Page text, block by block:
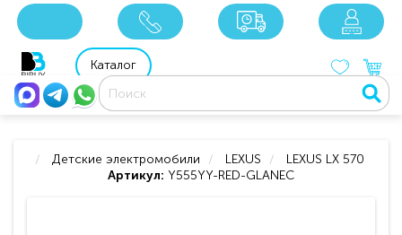
8 800 201 92 06
Каталог
Детские электромобили LEXUS
LEXUS LX 570
Артикул: Y555YY-RED-GLANEC
xxx